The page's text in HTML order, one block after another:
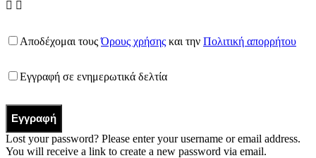
Αποδέχομαι τουςΌρους χρήσης και την Πολιτική απορρήτου
Εγγραφή σε ενημερωτικά δελτία
Εγγραφή
Lost your password? Please enter your username or email address.
You will receive a link to create a new password via email.